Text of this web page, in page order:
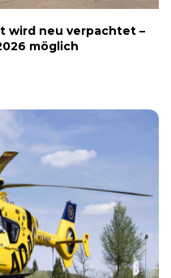
wird neu verpachtet –
möglich